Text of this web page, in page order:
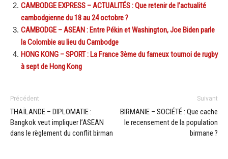
CAMBODGE EXPRESS – ACTUALITÉS : Que retenir de l’actualité
cambodgienne du 18 au 24 octobre ?
CAMBODGE – ASEAN : Entre Pékin et Washington, Joe Biden parle
la Colombie au lieu du Cambodge
HONG KONG – SPORT : La France 3ème du fameux tournoi de rugby
à sept de Hong Kong
Précédent
THAÏLANDE – DIPLOMATIE :
Bangkok veut impliquer l’ASEAN
dans le règlement du conflit birman
Suivant
BIRMANIE – SOCIÉTÉ : Que cache
le recensement de la population
birmane ?